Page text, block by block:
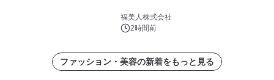
福美人株式会社
2時間前
ファッション・美容の新着をもっと見る